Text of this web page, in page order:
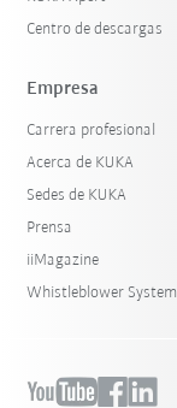
Centro de descargas
Empresa
Carrera profesional
Acerca de KUKA
Sedes de KUKA
Prensa
iiMagazine
Whistleblower System